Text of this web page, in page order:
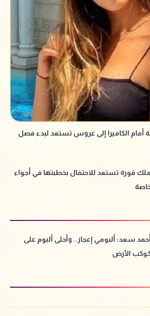
الكاميرا إلى عروس تستعد لبدء فصل
ملك قورة تستعد للاحتفال بخطبتها في أجواء
أحمد سعد: ألبومي إعجاز.. وأحلى ألبوم على
الأرض